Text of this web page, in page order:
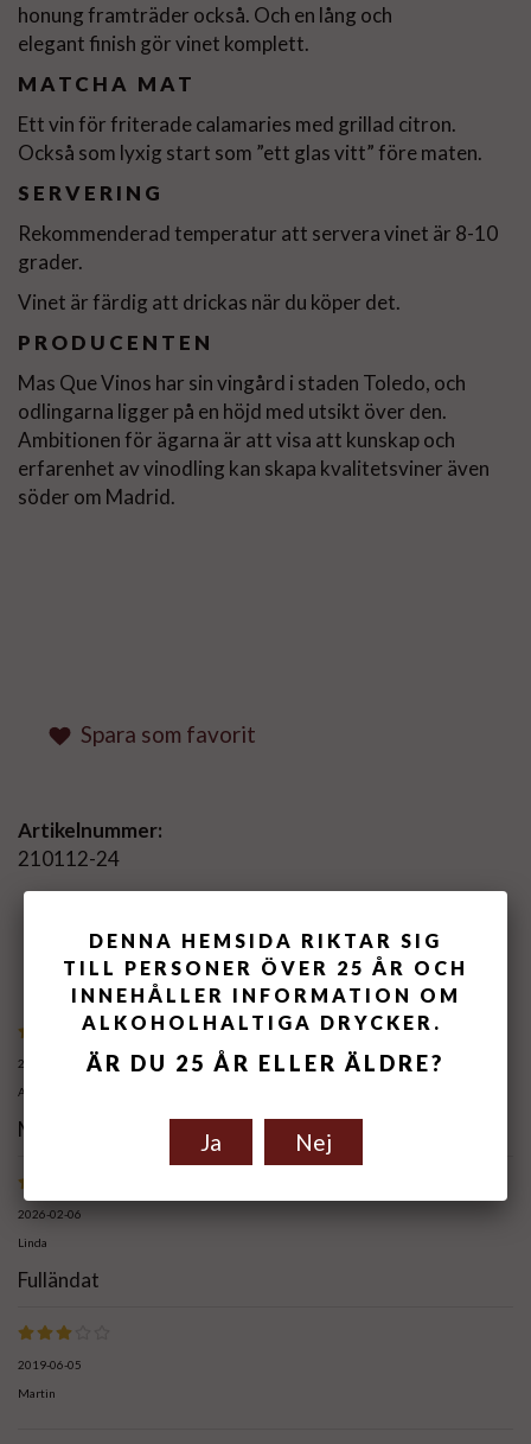
honung framträder också. Och en lång och
elegant finish gör vinet komplett.
MATCHA MAT
Ett vin för friterade calamaries med grillad citron.
Också som lyxig start som ”ett glas vitt” före maten.
SERVERING
Rekommenderad temperatur att servera vinet är 8-10
grader.
Vinet är färdig att drickas när du köper det.
PRODUCENTEN
Mas Que Vinos har sin vingård i staden Toledo, och
odlingarna ligger på en höjd med utsikt över den.
Ambitionen för ägarna är att visa att kunskap och
erfarenhet av vinodling kan skapa kvalitetsviner även
söder om Madrid.
Spara som favorit
Artikelnummer:
210112-24
MEDELBETYG4 /5 BASERAT PÅ
ST RÖSTER.
2026-02-12
Angelica
Mycket friskt, smakrikt och gott
2026-02-06
Linda
Fulländat
2019-06-05
Martin
DENNA HEMSIDA RIKTAR SIG
TILL PERSONER ÖVER 25 ÅR OCH
INNEHÅLLER INFORMATION OM
ALKOHOLHALTIGA DRYCKER.
ÄR DU 25 ÅR ELLER ÄLDRE?
Ja Nej